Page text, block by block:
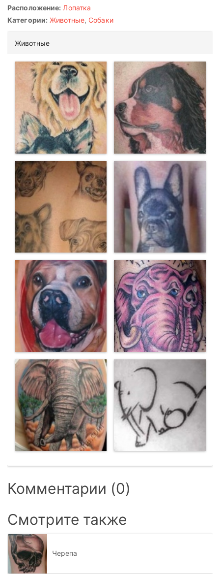
Расположение: Лопатка
Категории: Животные, Собаки
Животные
Комментарии (0)
Смотрите также
Черепа